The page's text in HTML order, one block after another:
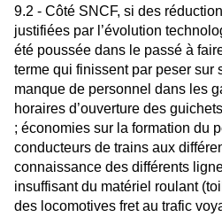
9.2 - Côté SNCF, si des
justifiées par l’évolution
été poussée dans le passé à
terme qui finissent par peser sur
manque de personnel dans les
horaires d’ouverture des
; économies sur la formation du
conducteurs de trains aux
connaissance des différents
insuffisant du matériel roulant
des locomotives fret au trafic